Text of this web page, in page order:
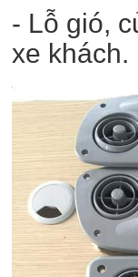
- Lỗ gió,
xe khách.